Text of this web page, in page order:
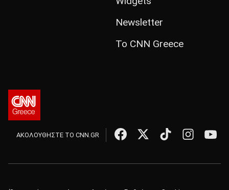
Newsletter
Το CNN Greece
ΑΚΟΛΟΥΘΗΣΤΕ ΤΟ CNN.GR